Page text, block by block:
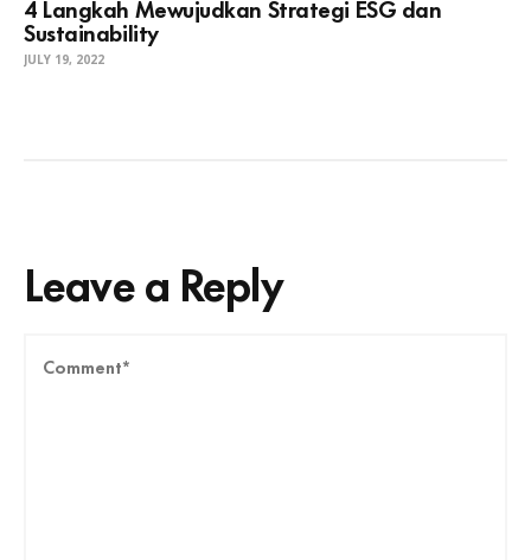
4 Langkah Mewujudkan Strategi ESG dan
Sustainability
JULY 19, 2022
Leave a Reply